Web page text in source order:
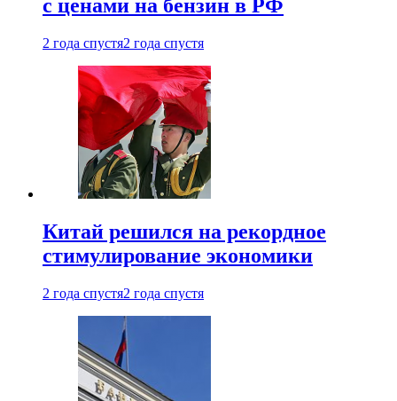
с ценами на бензин в РФ
2 года спустя2 года спустя
Китай решился на рекордное
стимулирование экономики
2 года спустя2 года спустя